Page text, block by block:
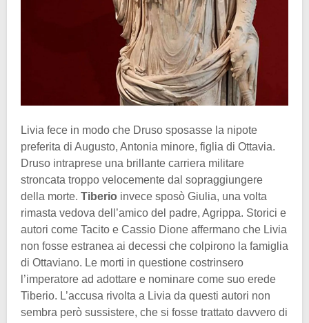
Livia fece in modo che Druso sposasse la nipote
preferita di Augusto, Antonia minore, figlia di Ottavia.
Druso intraprese una brillante carriera militare
stroncata troppo velocemente dal sopraggiungere
della morte. Tiberio invece sposò Giulia, una volta
rimasta vedova dell’amico del padre, Agrippa. Storici e
autori come Tacito e Cassio Dione affermano che Livia
non fosse estranea ai decessi che colpirono la famiglia
di Ottaviano. Le morti in questione costrinsero
l’imperatore ad adottare e nominare come suo erede
Tiberio. L’accusa rivolta a Livia da questi autori non
sembra però sussistere, che si fosse trattato davvero di